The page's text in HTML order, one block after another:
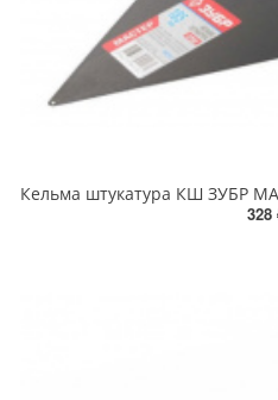
328